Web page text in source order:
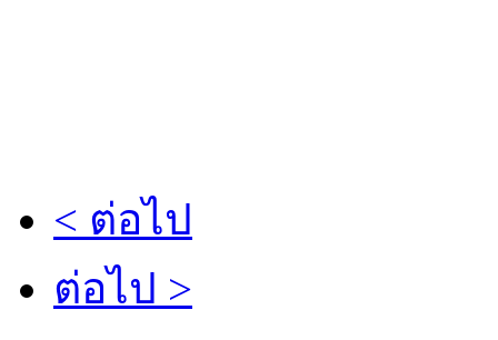
< ต่อไป
ต่อไป >